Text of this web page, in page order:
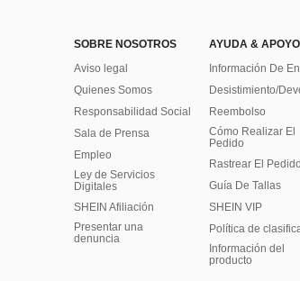
SOBRE NOSOTROS
Aviso legal
Quienes Somos
Responsabilidad Social
Sala de Prensa
Empleo
Ley de Servicios
Digitales
SHEIN Afiliación
Presentar una
denuncia
AYUDA & APOYO
Información De
Desistimiento/
Reembolso
Cómo Realizar El
Pedido
Rastrear El Pedido
Guía De Tallas
SHEIN VIP
Política de
​Información del
producto